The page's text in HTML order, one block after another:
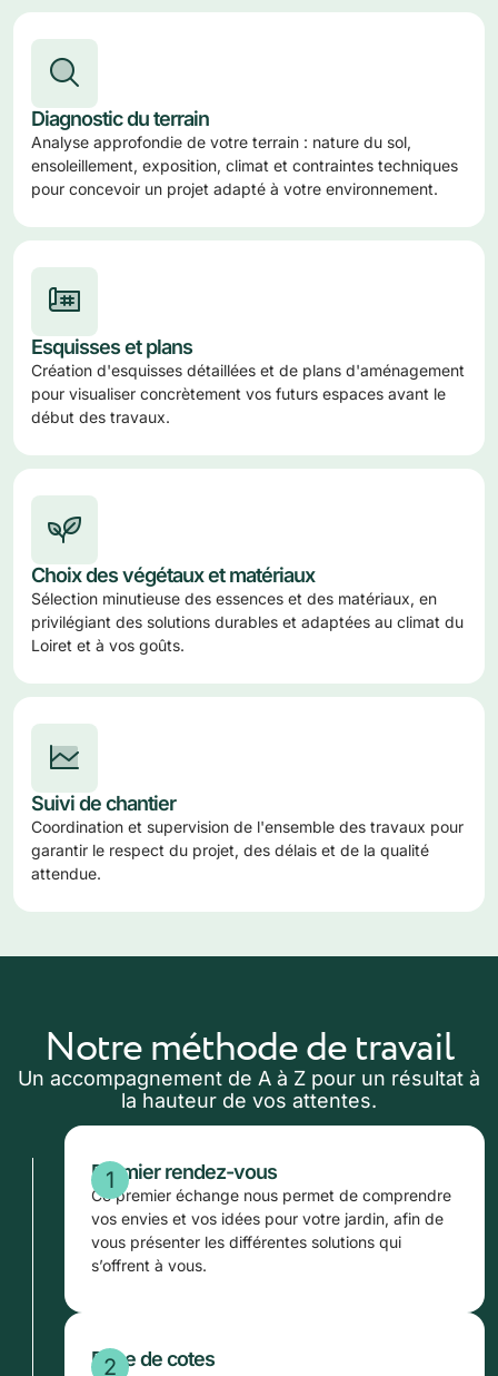
Diagnostic du terrain
Analyse approfondie de votre terrain : nature du sol,
ensoleillement, exposition, climat et contraintes techniques
pour concevoir un projet adapté à votre environnement.
Esquisses et plans
Création d'esquisses détaillées et de plans d'aménagement
pour visualiser concrètement vos futurs espaces avant le
début des travaux.
Choix des végétaux et matériaux
Sélection minutieuse des essences et des matériaux, en
privilégiant des solutions durables et adaptées au climat du
Loiret et à vos goûts.
Suivi de chantier
Coordination et supervision de l'ensemble des travaux pour
garantir le respect du projet, des délais et de la qualité
attendue.
Notre méthode de travail
Un accompagnement de A à Z pour un résultat à
la hauteur de vos attentes.
Premier rendez-vous
Ce premier échange nous permet de comprendre
vos envies et vos idées pour votre jardin, afin de
vous présenter les différentes solutions qui
s’offrent à vous.
Prise de cotes